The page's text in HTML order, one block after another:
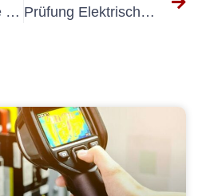
So stellen Sie die Einhaltung der UVV-Prüfungsnormen für Schweißgeräte sicher Prüfung Elektrischer Anlagen VDE 0100: Anforderungen und Best Practices für die Prüfung elektrischer Anlagen